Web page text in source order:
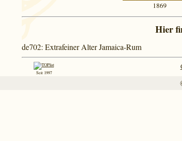
1869
Hier
de702: Extrafeiner Alter Jamaica-Rum
Seit 1997